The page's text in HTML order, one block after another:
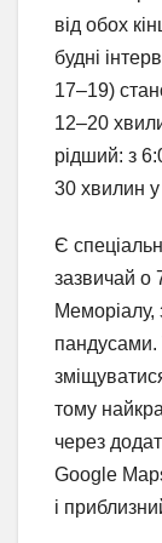
від обох
будні
17–19)
12–20
рідший: з
30 хвилин у
Є
зазвичай о
Меморіалу,
пандусами.
тому
через
Google
і